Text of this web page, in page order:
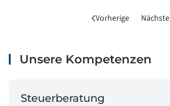
Vorherige Nächste
Unsere Kompetenzen
Steuerberatung